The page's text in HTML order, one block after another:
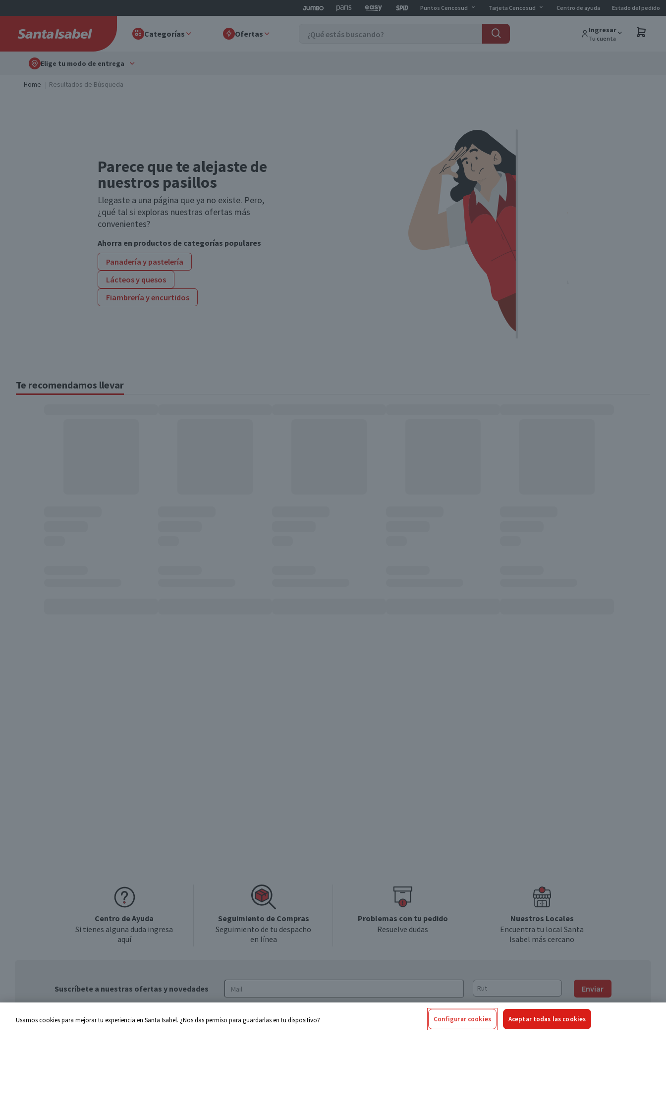
Puntos Cencosud Tarjeta Cencosud Centro de ayuda Estado del pedido
Categorías Ofertas Ingresar
Tu cuenta
Elige tu modo de entrega
Home Resultados de Búsqueda
Parece que te alejaste de
nuestros pasillos
Llegaste a una página que ya no existe. Pero,
¿qué tal si exploras nuestras ofertas más
convenientes?
Ahorra en productos de categorías populares
Panadería y pastelería
Lácteos y quesos
Fiambrería y encurtidos
Te recomendamos llevar
Centro de Ayuda
Si tienes alguna duda ingresa
aquí
Seguimiento de Compras
Seguimiento de tu despacho
en línea
Problemas con tu pedido
Resuelve dudas
Nuestros Locales
Encuentra tu local Santa
Isabel más cercano
Suscríbete a nuestras ofertas y novedades Enviar
de privacidad y de tratamiento de datos
Usamos cookies para mejorar tu experiencia en Santa Isabel. ¿Nos das permiso para guardarlas en tu dispositivo? Configurar cookies Aceptar todas las cookies